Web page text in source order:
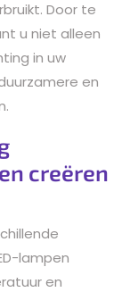
Door te
u niet alleen
in uw
en
creëren
lampen
en